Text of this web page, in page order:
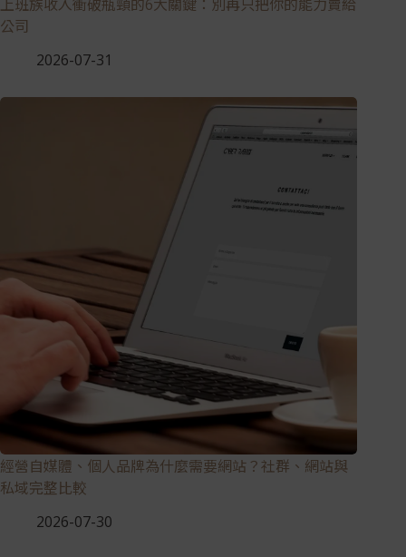
上班族收入衝破瓶頸的6大關鍵：別再只把你的能力賣給
公司
2026-07-31
經營自媒體、個人品牌為什麼需要網站？社群、網站與
私域完整比較
2026-07-30